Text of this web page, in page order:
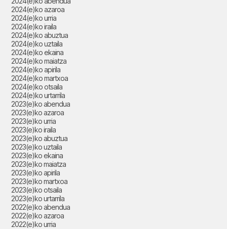
2024(e)ko azaroa
2024(e)ko urria
2024(e)ko iraila
2024(e)ko abuztua
2024(e)ko uztaila
2024(e)ko ekaina
2024(e)ko maiatza
2024(e)ko apirila
2024(e)ko martxoa
2024(e)ko otsaila
2024(e)ko urtarrila
2023(e)ko abendua
2023(e)ko azaroa
2023(e)ko urria
2023(e)ko iraila
2023(e)ko abuztua
2023(e)ko uztaila
2023(e)ko ekaina
2023(e)ko maiatza
2023(e)ko apirila
2023(e)ko martxoa
2023(e)ko otsaila
2023(e)ko urtarrila
2022(e)ko abendua
2022(e)ko azaroa
2022(e)ko urria